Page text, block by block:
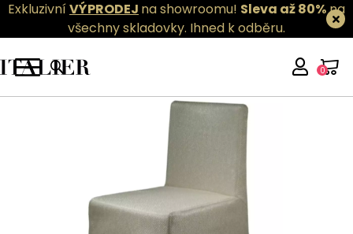
ExkluzivníVÝPRODEJ na showroomu! Sleva až 80%na
všechny skladovky. Ihned k odběru.
0